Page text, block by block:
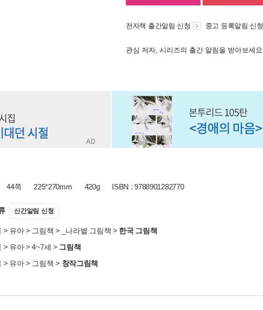
전자책 출간알림 신청 중고 등록알림 신청
관심 저자, 시리즈의 출간 알림을 받아보세요
44쪽 225*270mm 420g ISBN : 9788901282770
신간알림 신청
> 유아> 그림책 > _나라별 그림책 > 한국 그림책
> 유아>4~7세 > 그림책
> 유아> 그림책 > 창작그림책